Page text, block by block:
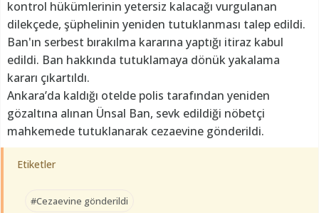
kontrol hükümlerinin yetersiz kalacağı vurgulanan
dilekçede, şüphelinin yeniden tutuklanması talep edildi.
Ban'ın serbest bırakılma kararına yaptığı itiraz kabul
edildi. Ban hakkında tutuklamaya dönük yakalama
kararı çıkartıldı.
Ankara’da kaldığı otelde polis tarafından yeniden
gözaltına alınan Ünsal Ban, sevk edildiği nöbetçi
mahkemede tutuklanarak cezaevine gönderildi.
Etiketler
#Cezaevine gönderildi